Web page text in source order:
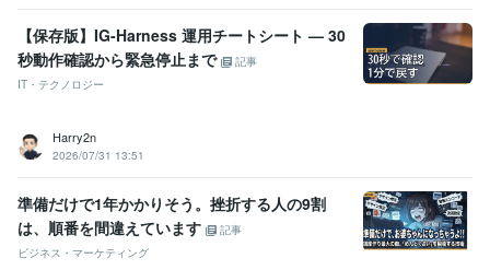
【保存版】IG-Harness 運用チートシート — 30
秒動作確認から緊急停止まで
記事
IT・テクノロジー
Harry2n
2026/07/31 13:51
準備だけで1年かかりそう。挫折する人の9割
は、順番を間違えています
記事
ビジネス・マーケティング